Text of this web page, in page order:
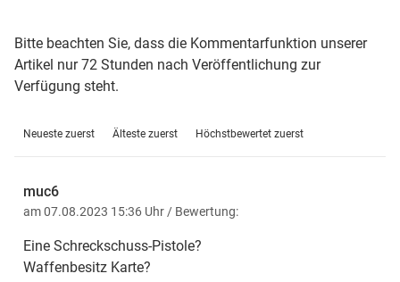
Bitte beachten Sie, dass die Kommentarfunktion unserer
Artikel nur 72 Stunden nach Veröffentlichung zur
Verfügung steht.
Neueste zuerst Älteste zuerst Höchstbewertet zuerst
muc6
am 07.08.2023 15:36 Uhr / Bewertung:
Eine Schreckschuss-Pistole?
Waffenbesitz Karte?